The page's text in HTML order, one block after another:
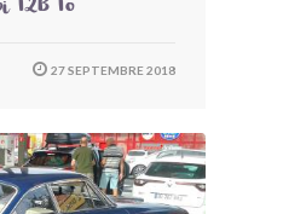
T2B To
27 SEPTEMBRE 2018